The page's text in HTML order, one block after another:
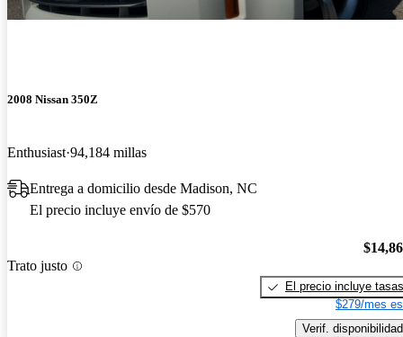
2008 Nissan 350Z
Enthusiast 94,184 millas
Entrega a domicilio desde Madison, NC
El precio incluye envío de $570
Trato justo
El precio incluye tasas
$279/mes
Verif. disponibilidad